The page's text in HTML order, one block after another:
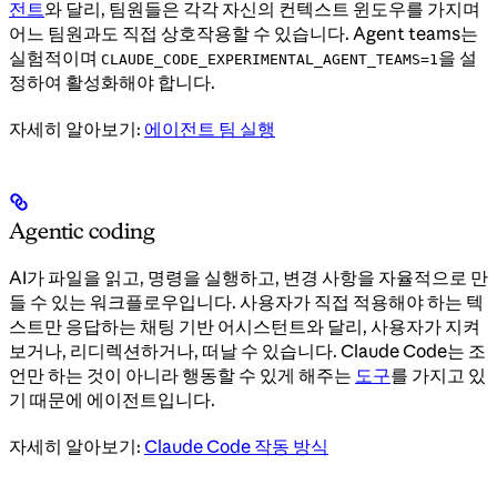
전트와 달리, 팀원들은 각각 자신의 컨텍스트 윈도우를 가지며
어느 팀원과도 직접 상호작용할 수 있습니다. Agent teams는
실험적이며 CLAUDE_CODE_EXPERIMENTAL_AGENT_TEAMS=1을 설
정하여 활성화해야 합니다.
자세히 알아보기: 에이전트 팀 실행
Agentic coding
AI가 파일을 읽고, 명령을 실행하고, 변경 사항을 자율적으로 만
들 수 있는 워크플로우입니다. 사용자가 직접 적용해야 하는 텍
스트만 응답하는 채팅 기반 어시스턴트와 달리, 사용자가 지켜
보거나, 리디렉션하거나, 떠날 수 있습니다. Claude Code는 조
언만 하는 것이 아니라 행동할 수 있게 해주는 도구를 가지고 있
기 때문에 에이전트입니다.
자세히 알아보기: Claude Code 작동 방식